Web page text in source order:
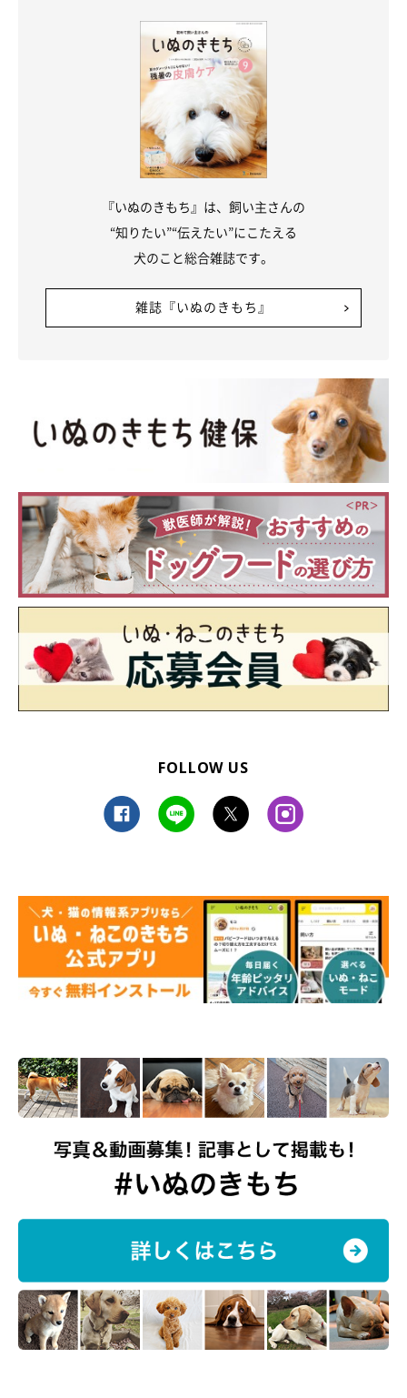
『いぬのきもち』は、飼い主さんの
“知りたい”“伝えたい”にこたえる
犬のこと総合雑誌です。
雑誌『いぬのきもち』
FOLLOW US